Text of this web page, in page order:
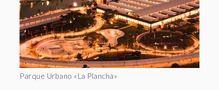
Parque Urbano «La Plancha»